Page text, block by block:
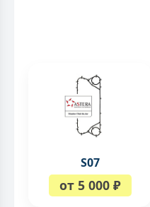
S07
от 5 000 ₽